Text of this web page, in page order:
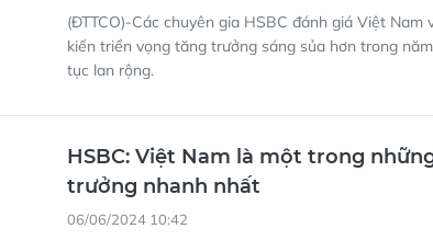
(ĐTTCO)-Các chuyên gia HSBC đánh giá Việt
kiến triển vọng tăng trưởng sáng sủa hơn trong
tục lan rộng.
HSBC: Việt Nam là một trong
trưởng nhanh nhất
06/06/2024 10:42